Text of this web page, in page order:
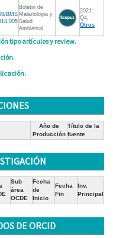
BMS
Boletin de
Malariologia y
Salud
Ambiental
2021:
Q4,
Otros
tipo artículos y review.
Año de
Producción
Título de la
fuente
Sub
área
OCDE
Fecha
de
Inicio
Fecha
Fin
Inv.
Principal
DE ORCID